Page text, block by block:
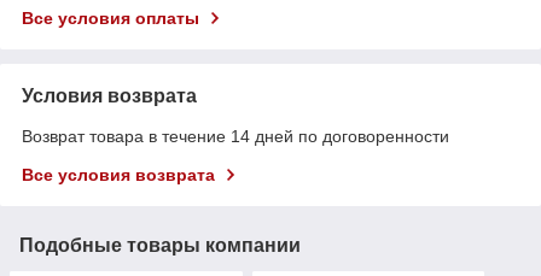
Все условия оплаты
Условия возврата
Возврат товара в течение 14 дней по договоренности
Все условия возврата
Подобные товары компании